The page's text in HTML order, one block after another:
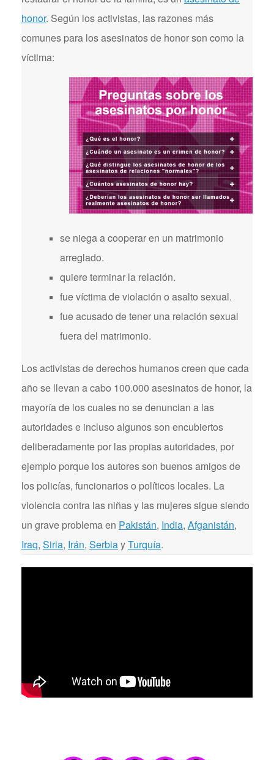
honor. Según los activistas, las razones más
comunes para los asesinatos de honor son como la
víctima:
se niega a cooperar en un matrimonio
arreglado.
quiere terminar la relación.
fue víctima de violación o asalto sexual.
fue acusado de tener una relación sexual
fuera del matrimonio.
Los activistas de derechos humanos creen que cada
año se llevan a cabo 100.000 asesinatos de honor, la
mayoría de los cuales no se denuncian a las
autoridades e incluso algunos son encubiertos
deliberadamente por las propias autoridades, por
ejemplo porque los autores son buenos amigos de
los policías, funcionarios o políticos locales. La
violencia contra las niñas y las mujeres sigue siendo
un grave problema en Pakistán, India, Afganistán,
Iraq, Siria, Irán, SerbiayTurquía.